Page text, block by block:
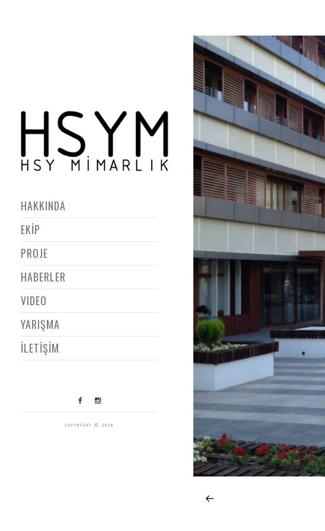
HAKKINDA
EKİP
PROJE
HABERLER
VIDEO
YARIŞMA
İLETİŞİM
COPYRIGHT © 2026